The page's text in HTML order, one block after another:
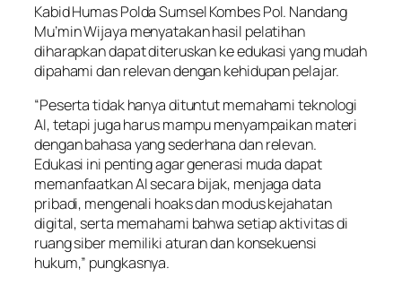
Kabid Humas Polda Sumsel Kombes Pol. Nandang
Mu’min Wijaya menyatakan hasil pelatihan
diharapkan dapat diteruskan ke edukasi yang mudah
dipahami dan relevan dengan kehidupan pelajar.
“Peserta tidak hanya dituntut memahami teknologi
AI, tetapi juga harus mampu menyampaikan materi
dengan bahasa yang sederhana dan relevan.
Edukasi ini penting agar generasi muda dapat
memanfaatkan AI secara bijak, menjaga data
pribadi, mengenali hoaks dan modus kejahatan
digital, serta memahami bahwa setiap aktivitas di
ruang siber memiliki aturan dan konsekuensi
hukum,” pungkasnya.